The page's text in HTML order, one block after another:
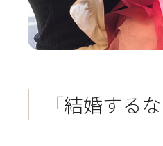
「結婚する